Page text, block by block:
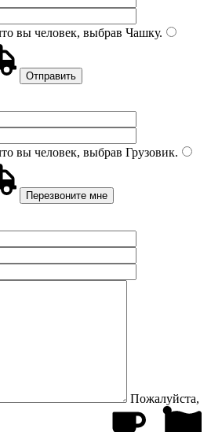
вы человек, выбрав Чашку.
вы человек, выбрав Грузовик.
Пожалуйста,